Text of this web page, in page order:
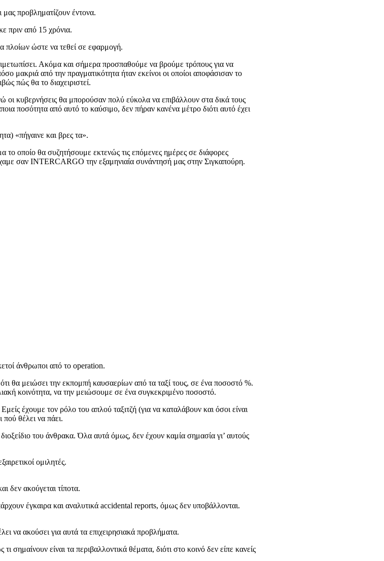
προβληματίζουν έντονα.
πριν από 15 χρόνια.
πλοίων ώστε να τεθεί σε εφαρμογή.
Ακόμα και σήμερα προσπαθούμε να βρούμε τρόπους για να
από την πραγματικότητα ήταν εκείνοι οι οποίοι αποφάσισαν το
πώς θα το διαχειριστεί.
κυβερνήσεις θα μπορούσαν πολύ εύκολα να επιβάλλουν στα δικά τους
ποσότητα από αυτό το καύσιμο, δεν πήραν κανένα μέτρο διότι αυτό έχει
«πήγαινε και βρες τα».
το οποίο θα συζητήσουμε εκτενώς τις επόμενες ημέρες σε διάφορες
σαν INTERCARGO την εξαμηνιαία συνάντησή μας στην Σιγκαπούρη.
άνθρωποι από το operation.
θα μειώσει την εκπομπή καυσαερίων από τα ταξί τους, σε ένα ποσοστό %.
κοινότητα, να την μειώσουμε σε ένα συγκεκριμένο ποσοστό.
έχουμε τον ρόλο του απλού ταξιτζή (για να καταλάβουν και όσοι είναι
πού θέλει να πάει.
του άνθρακα. Όλα αυτά όμως, δεν έχουν καμία σημασία γι’ αυτούς
ομιλητές.
δεν ακούγεται τίποτα.
έγκαιρα και αναλυτικά accidental reports, όμως δεν υποβάλλονται.
να ακούσει για αυτά τα επιχειρησιακά προβλήματα.
σημαίνουν είναι τα περιβαλλοντικά θέματα, διότι στο κοινό δεν είπε κανείς